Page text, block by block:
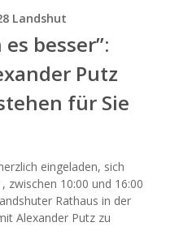
Landshut
besser”:
Putz
für Sie
eingeladen, sich
zwischen 10:00 und 16:00
Rathaus in der
Alexander Putz zu